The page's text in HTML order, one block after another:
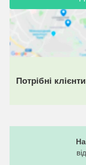
Потрібні